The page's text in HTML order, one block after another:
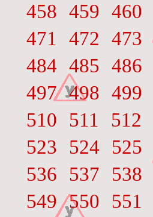
458 459 460
471
472 473
484 485 486
497 498 499
510
511 512
523
524 525
536
537 538
549 550 551